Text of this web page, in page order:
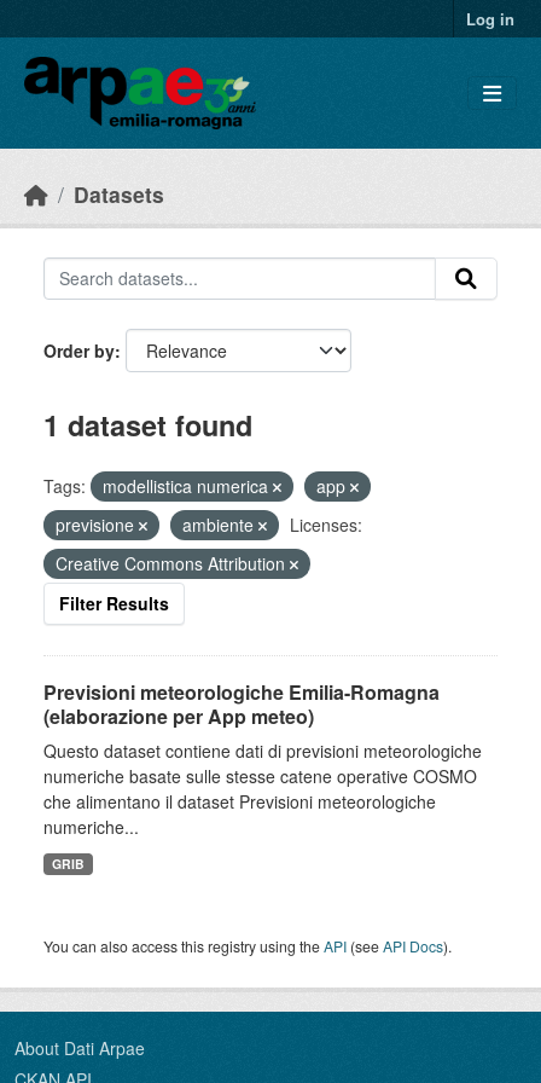
Log in
Datasets
Order by
1 dataset found
Tags: modellistica numerica
app
previsione
ambiente
Licenses:
Creative Commons Attribution
Filter Results
Previsioni meteorologiche Emilia-Romagna
(elaborazione per App meteo)
Questo dataset contiene dati di previsioni meteorologiche
numeriche basate sulle stesse catene operative COSMO
che alimentano il dataset Previsioni meteorologiche
numeriche...
GRIB
You can also access this registry using theAPI (seeAPI Docs).
About Dati Arpae